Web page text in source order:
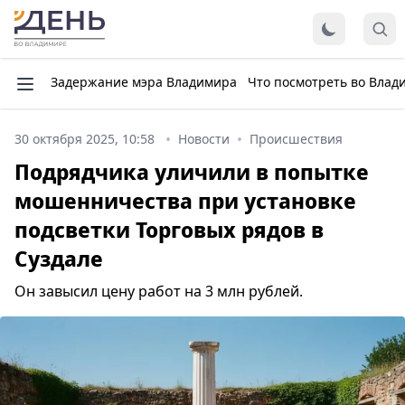
Задержание мэра Владимира Что посмотреть во
30 октября 2025, 10:58 Новости Происшествия
Подрядчика уличили в попытке
мошенничества при установке
подсветки Торговых рядов в
Суздале
Он завысил цену работ на 3 млн рублей.